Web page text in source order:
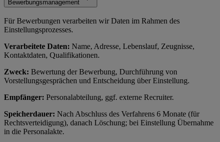
Bewerbungsmanagement
Für Bewerbungen verarbeiten wir Daten im Rahmen des
Einstellungsprozesses.
Verarbeitete Daten: Name, Adresse, Lebenslauf, Zeugnisse,
Kontaktdaten, Qualifikationen.
Zweck: Bewertung der Bewerbung, Durchführung von
Vorstellungsgesprächen und Entscheidung über Einstellung.
Empfänger: Personalabteilung, ggf. externe Recruiter.
Speicherdauer: Nach Abschluss des Verfahrens 6 Monate (für
Rechtsverteidigung), danach Löschung; bei Einstellung Übernahme
in die Personalakte.